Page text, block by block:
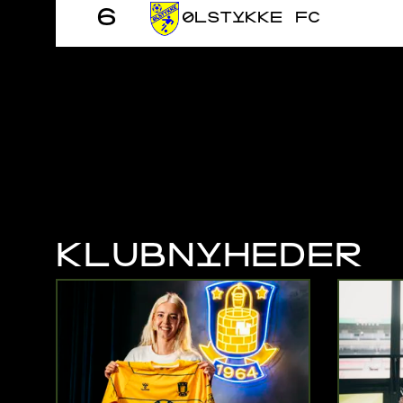
6 ØLSTYKKE FC
KLUBNYHEDER